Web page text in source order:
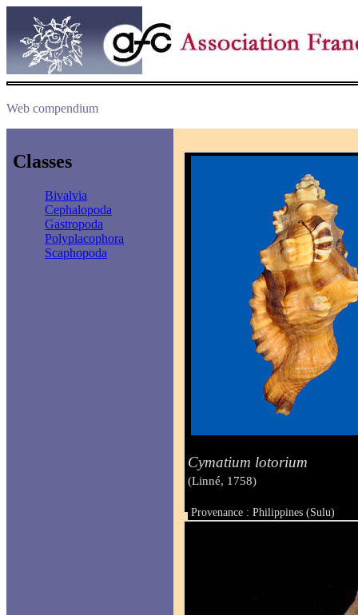
Web compendium
Classes
Bivalvia
Cephalopoda
Gastropoda
Polyplacophora
Scaphopoda
Cymatium lotorium
(Linné, 1758)
Provenance : Philippines (Sulu)
Taille : 13.4 mm